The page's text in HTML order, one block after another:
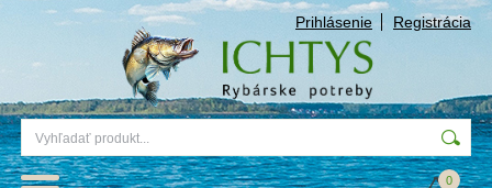
Prihlásenie Registrácia
0